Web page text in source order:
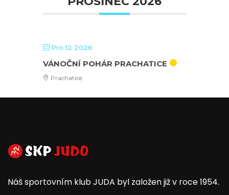
Pro 12 2026
VÁNOČNÍ POHÁR PRACHATICE
Prachatice
Náš sportovním klub JUDA byl založen již v roce 1954.